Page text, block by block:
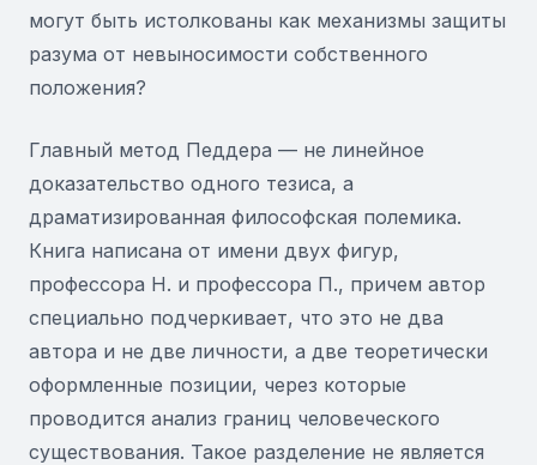
могут быть истолкованы как механизмы защиты
разума от невыносимости собственного
положения?
Главный метод Педдера — не линейное
доказательство одного тезиса, а
драматизированная философская полемика.
Книга написана от имени двух фигур,
профессора Н. и профессора П., причем автор
специально подчеркивает, что это не два
автора и не две личности, а две теоретически
оформленные позиции, через которые
проводится анализ границ человеческого
существования. Такое разделение не является